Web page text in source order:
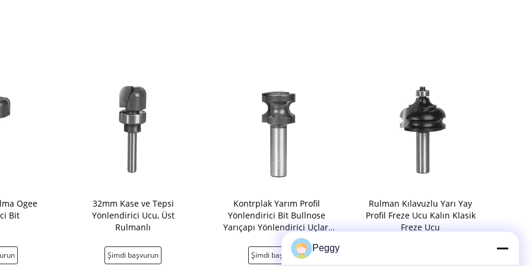
Ogee
Bit
32mm Kase ve Tepsi
Yönlendirici Ucu, Üst
Rulmanlı
Şimdi başvurun
Kontrplak Yarım Profil
Yönlendirici Bit Bullnose
Yarıçapı Yönlendirici Uçları
Tamamen Yuvarlak Kenar
Şimdi başvurun
Rulman Kılavuzlu Yarı Yay
Profil Freze Ucu Kalın Klasik
Freze Ucu
Peggy